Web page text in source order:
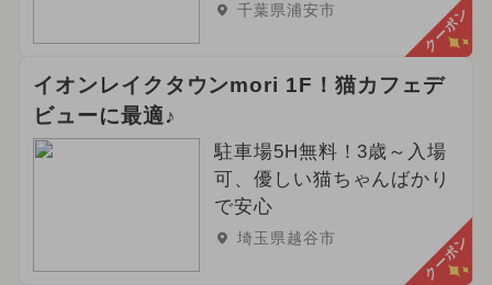
千葉県浦安市 クーポン
イオンレイクタウンmori 1F！猫カフェデ
ビューに最適♪
駐車場5H無料！3歳～入場
可、優しい猫ちゃんばかり
で安心
埼玉県越谷市 クーポン